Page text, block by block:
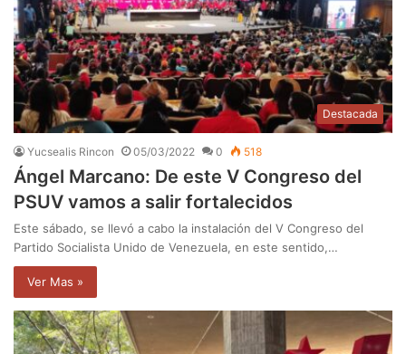
Destacada
Yucsealis Rincon 05/03/2022 0 518
Ángel Marcano: De este V Congreso del
PSUV vamos a salir fortalecidos
Este sábado, se llevó a cabo la instalación del V Congreso del
Partido Socialista Unido de Venezuela, en este sentido,…
Ver Mas »